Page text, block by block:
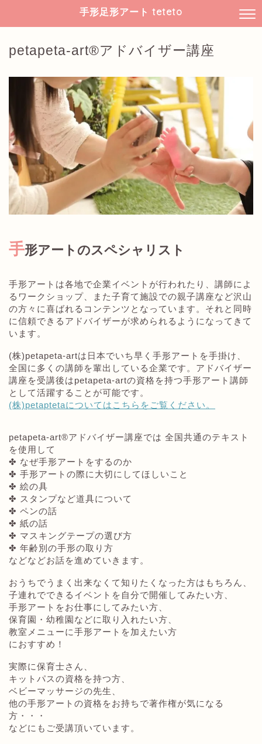
手形足形アート teteto
petapeta-art®アドバイザー講座
手形アートのスペシャリスト
手形アートは各地で企業イベントが行われたり、講師によ
るワークショップ、また子育て施設での親子講座など沢山
の方々に喜ばれるコンテンツとなっています。それと同時
に信頼できるアドバイザーが求められるようになってきて
います。
(株)petapeta-artは日本でいち早く手形アートを手掛け、
全国に多くの講師を輩出している企業です。アドバイザー
講座を受講後はpetapeta-artの資格を持つ手形アート講師
として活躍することが可能です。
(株)petaptetaについてはこちらをご覧ください。
petapeta-art®アドバイザー講座では 全国共通のテキスト
を使用して
✤ なぜ手形アートをするのか
✤ 手形アートの際に大切にしてほしいこと
✤ 絵の具
✤ スタンプなど道具について
✤ ペンの話
✤ 紙の話
✤ マスキングテープの選び方
✤ 年齢別の手形の取り方
などなどお話を進めていきます。
おうちでうまく出来なくて知りたくなった方はもちろん、
子連れでできるイベントを自分で開催してみたい方、
手形アートをお仕事にしてみたい方、
保育園・幼稚園などに取り入れたい方、
教室メニューに手形アートを加えたい方
におすすめ！
実際に保育士さん、
キットパスの資格を持つ方、
ベビーマッサージの先生、
他の手形アートの資格をお持ちで著作権が気になる
方・・・
などにもご受講頂いています。